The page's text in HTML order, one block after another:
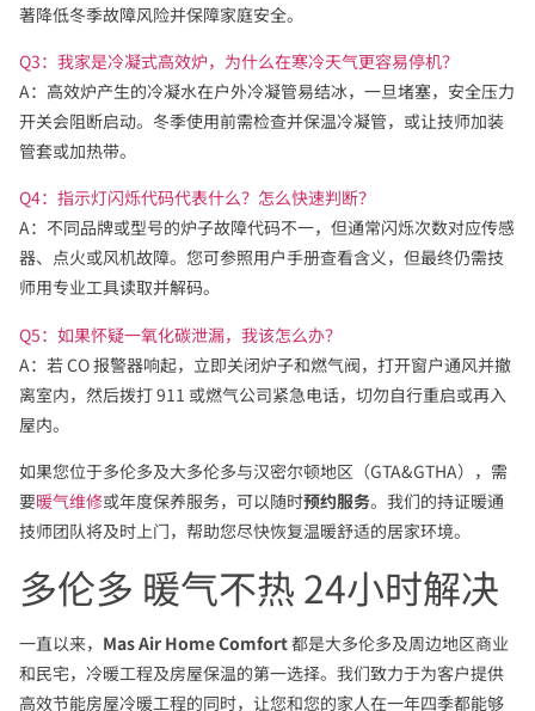
著降低冬季故障风险并保障家庭安全。
Q3：我家是冷凝式高效炉，为什么在寒冷天气更容易停机？
A：高效炉产生的冷凝水在户外冷凝管易结冰，一旦堵塞，安全压力
开关会阻断启动。冬季使用前需检查并保温冷凝管，或让技师加装
管套或加热带。
Q4：指示灯闪烁代码代表什么？怎么快速判断？
A：不同品牌或型号的炉子故障代码不一，但通常闪烁次数对应传感
器、点火或风机故障。您可参照用户手册查看含义，但最终仍需技
师用专业工具读取并解码。
Q5：如果怀疑一氧化碳泄漏，我该怎么办？
A：若 CO 报警器响起，立即关闭炉子和燃气阀，打开窗户通风并撤
离室内，然后拨打 911 或燃气公司紧急电话，切勿自行重启或再入
屋内。
如果您位于多伦多及大多伦多与汉密尔顿地区（GTA&GTHA），需
要暖气维修或年度保养服务，可以随时预约服务。我们的持证暖通
技师团队将及时上门，帮助您尽快恢复温暖舒适的居家环境。
多伦多 暖气不热 24小时解决
一直以来， Mas Air Home Comfort都是大多伦多及周边地区商业
和民宅，冷暖工程及房屋保温的第一选择。我们致力于为客户提供
高效节能房屋冷暖工程的同时，让您和您的家人在一年四季都能够